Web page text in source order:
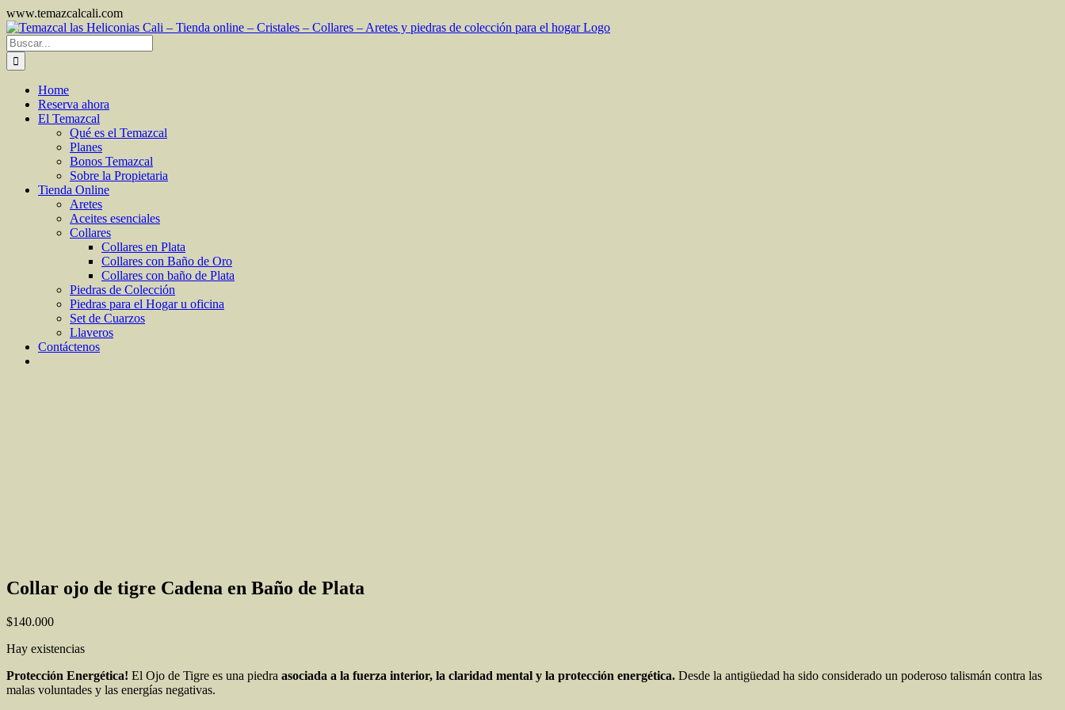
www.temazcalcali.comSkip
to
Facebook
Instagram
WhatsApp
Search
for:
Home
Reserva ahora
El Temazcal
Qué es el Temazcal
Planes
Bonos Temazcal
Sobre la Propietaria
Tienda Online
Aretes
Aceites esenciales
Collares
Collares en Plata
Collares con Baño de Oro
Collares con baño de Plata
Piedras de Colección
Piedras para el Hogar u oficina
Set de Cuarzos
Llaveros
Contáctenos
Collar ojo de tigre Cadena en Baño de Plata
$140.000
Hay existencias
Protección Energética! El Ojo de Tigre es una piedra asociada a la fuerza interior, la claridad mental y la protección energética. Desde la antigüedad ha sido considerado un poderoso talismán contra las
malas voluntades y las energías negativas.